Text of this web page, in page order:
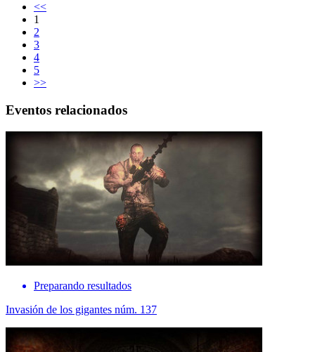
<<
1
2
3
4
5
>>
Eventos relacionados
Preparando resultados
Invasión de los gigantes núm. 137